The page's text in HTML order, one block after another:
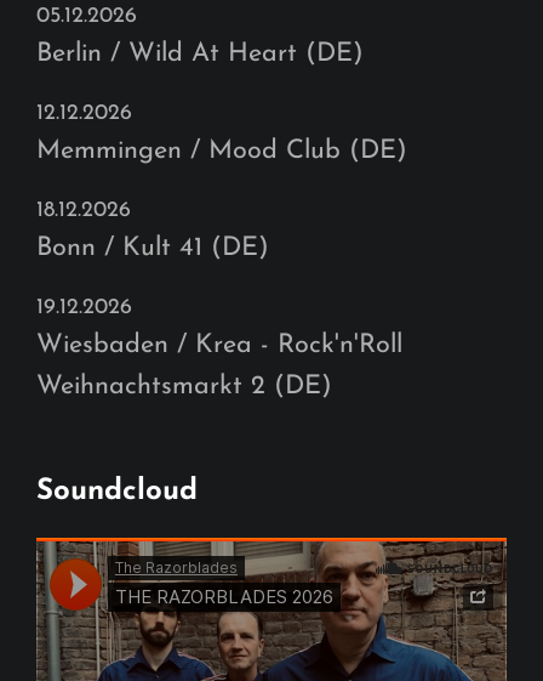
05.12.2026
Berlin / Wild At Heart (DE)
12.12.2026
Memmingen / Mood Club (DE)
18.12.2026
Bonn / Kult 41 (DE)
19.12.2026
Wiesbaden / Krea - Rock'n'Roll
Weihnachtsmarkt 2 (DE)
Soundcloud